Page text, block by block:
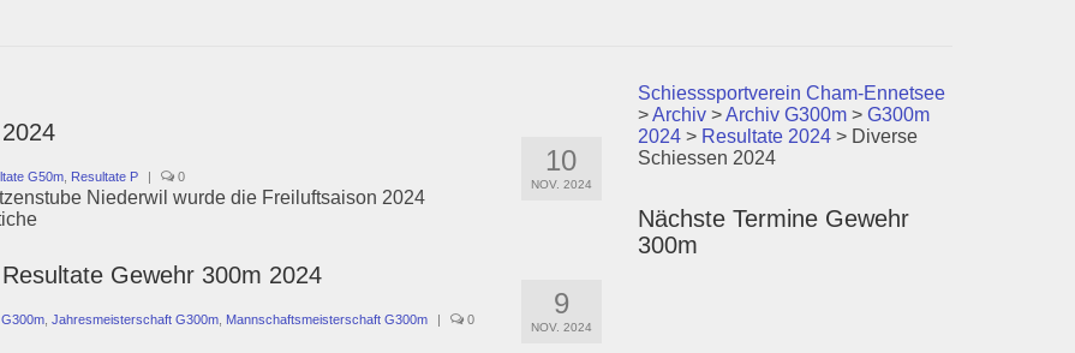
10
NOV. 2024
G50m Resultate P | 0
Niederwil wurde die Freiluftsaison 2024
9
NOV. 2024
Gewehr 300m 2024
Jahresmeisterschaft G300m Mannschaftsmeisterschaft G300m | 0
Schiesssportverein Cham-Ennetsee
>Archiv>Archiv G300m> G300m
2024> Resultate 2024> Diverse
Schiessen 2024
Nächste Termine Gewehr
300m